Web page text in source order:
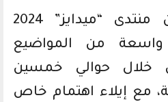
وأبرز المنظمون، أن منتدى “ميدايز” 2024
واسعة من المواضيع
من خلال حوالي خمسين
مع إيلاء اهتمام خاص